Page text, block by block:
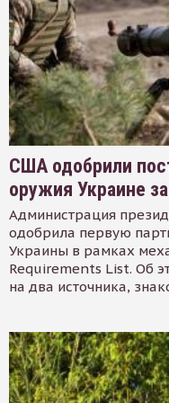
США одобрили
оружия Украине
Администрация
одобрила первую
Украины в рамках
Requirements List. Об
на два источника,